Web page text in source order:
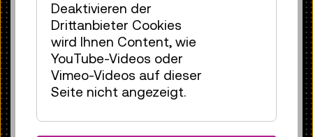
Künstlerin Júlia Pontés im McColl Center for Art +
Innovation, Charlotte, USA
© Júlia Pontés
Deaktivieren der
Drittanbieter Cookies
wird Ihnen Content, wie
YouTube-Videos oder
Vimeo-Videos auf dieser
Seite nicht angezeigt.